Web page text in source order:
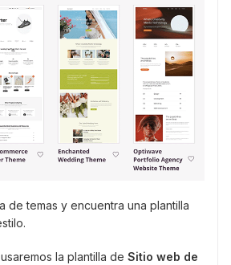
de temas y encuentra una plantilla
la plantilla de Sitio web de